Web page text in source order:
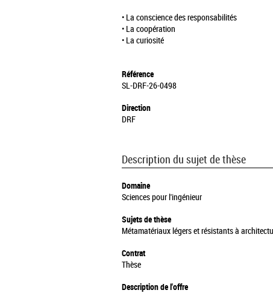
• La conscience des responsabilités
• La coopération
• La curiosité
Référence
SL-DRF-26-0498
Direction
DRF
Description du sujet de thèse
Domaine
Sciences pour l'ingénieur
Sujets de thèse
Métamatériaux légers et résistants à
Contrat
Thèse
Description de l'offre